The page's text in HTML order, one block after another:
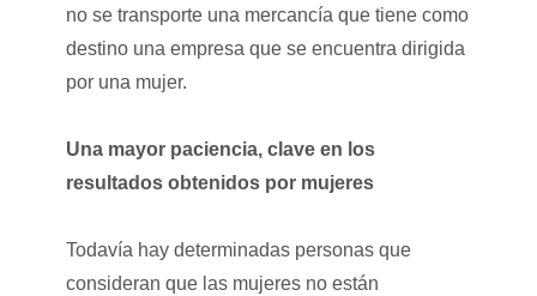
no se transporte una mercancía que tiene como
destino una empresa que se encuentra dirigida
por una mujer.
Una mayor paciencia, clave en los
resultados obtenidos por mujeres
Todavía hay determinadas personas que
consideran que las mujeres no están